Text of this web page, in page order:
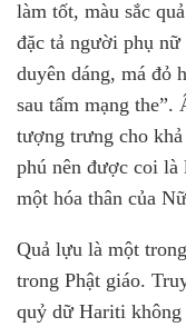
làm tốt, màu sắc
đặc tả người phụ
duyên dáng, má đỏ
sau tấm mạng
tượng trưng cho khả
phú nên được coi là
một hóa thân của
Quả lựu là một
trong Phật giáo.
quỷ dữ Hariti không